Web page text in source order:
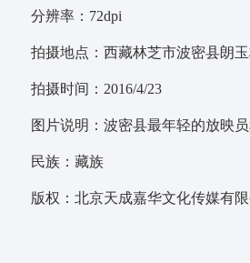
分辨率：72dpi
拍摄地点：西藏林芝市波密县朗
拍摄时间：2016/4/23
图片说明：波密县最年轻的放映
民族：藏族
版权：北京天成嘉华文化传媒有限